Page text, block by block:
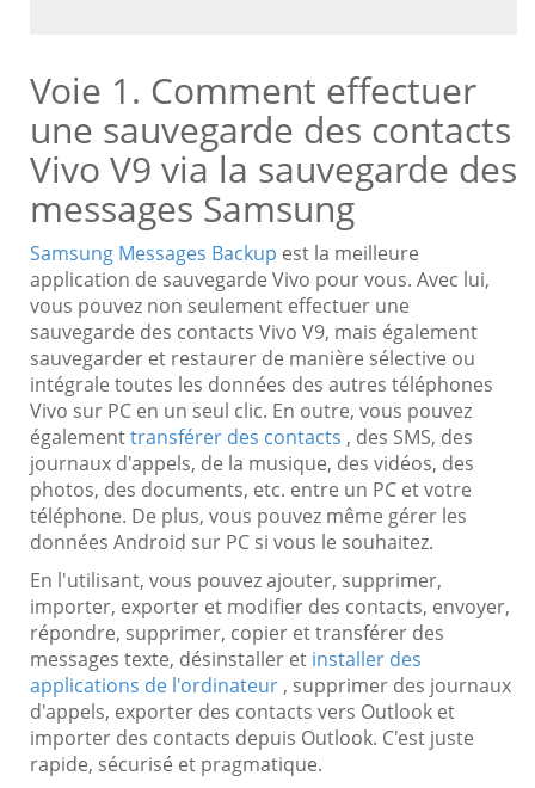
Voie 1. Comment effectuer
une sauvegarde des contacts
Vivo V9 via la sauvegarde des
messages Samsung
Samsung Messages Backup est la meilleure
application de sauvegarde Vivo pour vous. Avec lui,
vous pouvez non seulement effectuer une
sauvegarde des contacts Vivo V9, mais également
sauvegarder et restaurer de manière sélective ou
intégrale toutes les données des autres téléphones
Vivo sur PC en un seul clic. En outre, vous pouvez
égalementtransférer des contacts , des SMS, des
journaux d'appels, de la musique, des vidéos, des
photos, des documents, etc. entre un PC et votre
téléphone. De plus, vous pouvez même gérer les
données Android sur PC si vous le souhaitez.
En l'utilisant, vous pouvez ajouter, supprimer,
importer, exporter et modifier des contacts, envoyer,
répondre, supprimer, copier et transférer des
messages texte, désinstaller et installer des
applications de l'ordinateur , supprimer des journaux
d'appels, exporter des contacts vers Outlook et
importer des contacts depuis Outlook. C'est juste
rapide, sécurisé et pragmatique.